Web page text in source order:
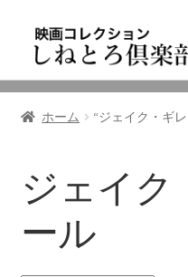
ゲ
シ
へ
キ
テ
ツ
キ
プ
ニュース
東三河の映画館
しねとろ倶楽部について
ホーム “ジェイク・ギ
ジェイク
ール